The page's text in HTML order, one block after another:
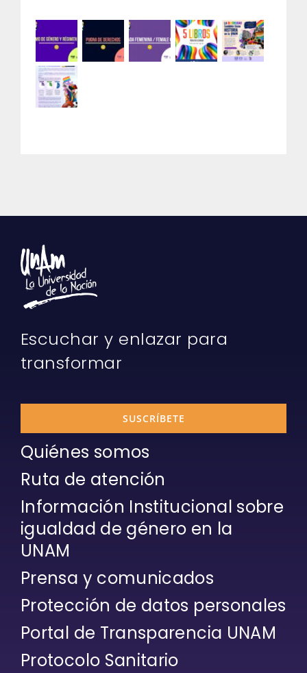
Escuchar y enlazar para
transformar
SUSCRÍBETE
Quiénes somos
Ruta de atención
Información Institucional sobre
igualdad de género en la
UNAM
Prensa y comunicados
Protección de datos personales
Portal de Transparencia UNAM
Protocolo Sanitario